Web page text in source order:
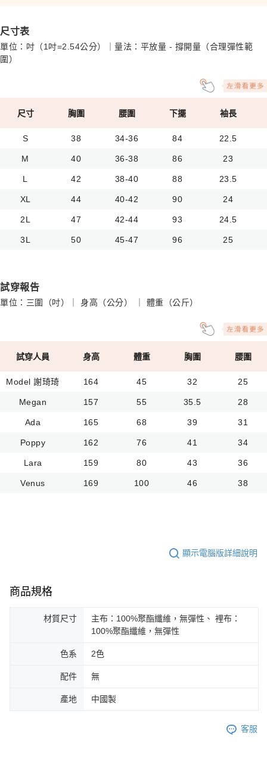
尺寸表
單位：吋（1吋=2.54公分）｜量法：平放量 - 撐開量（合理彈性範
圍）
尺寸 胸圍 腰圍 下擺 袖長
S 38 34-36 84 22.5
M 40 36-38 86 23
L 42 38-40 88 23.5
XL 44 40-42 90 24
2L 47 42-44 93 24.5
3L 50 45-47 96 25
試穿報告
單位：三圍（吋）｜ 身高（公分） ｜ 體重（公斤）
試穿人員 身高 體重 胸圍 腰圍
Model 謝琦琦 164 45 32 25
Megan 157 55 35.5 28
Ada 165 68 39 31
Poppy 162 76 41 34
Lara 159 80 43 36
Venus 169 100 46 38
顯示電腦版詳細說明
商品規格
材質尺寸
主布：100%聚酯纖維，無彈性、 裡布：
100%聚酯纖維，無彈性
色系 2色
配件 無
產地 中國製
客服